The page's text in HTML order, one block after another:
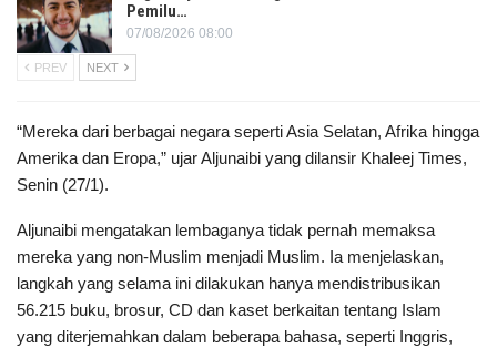
Pemilu…
07/08/2026 08:00
PREV NEXT
“Mereka dari berbagai negara seperti Asia Selatan, Afrika hingga
Amerika dan Eropa,” ujar Aljunaibi yang dilansir Khaleej Times,
Senin (27/1).
Aljunaibi mengatakan lembaganya tidak pernah memaksa
mereka yang non-Muslim menjadi Muslim. Ia menjelaskan,
langkah yang selama ini dilakukan hanya mendistribusikan
56.215 buku, brosur, CD dan kaset berkaitan tentang Islam
yang diterjemahkan dalam beberapa bahasa, seperti Inggris,